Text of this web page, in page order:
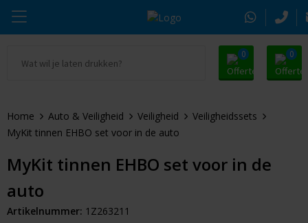
0 0
Drinkwaren
Tassen & Reizen
Alle promosnoepje
Zomer
Kerst
Thule
Alle merken
Home Auto & Veiligheid Veiligheid
Veiligheidssets
MyKit tinnen EHBO set voor in de auto
MyKit tinnen EHBO set voor in de
auto
Artikelnummer: 1Z263211